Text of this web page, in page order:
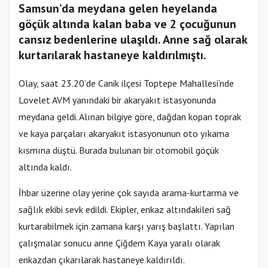
Samsun’da meydana gelen heyelanda
göçük altında kalan baba ve 2 çocuğunun
cansız bedenlerine ulaşıldı. Anne sağ olarak
kurtarılarak hastaneye kaldırılmıştı.
Olay, saat 23.20’de Canik ilçesi Toptepe Mahallesi’nde
Lovelet AVM yanındaki bir akaryakıt istasyonunda
meydana geldi. Alınan bilgiye göre, dağdan kopan toprak
ve kaya parçaları akaryakıt istasyonunun oto yıkama
kısmına düştü. Burada bulunan bir otomobil göçük
altında kaldı.
İhbar üzerine olay yerine çok sayıda arama-kurtarma ve
sağlık ekibi sevk edildi. Ekipler, enkaz altındakileri sağ
kurtarabilmek için zamana karşı yarış başlattı. Yapılan
çalışmalar sonucu anne Çiğdem Kaya yaralı olarak
enkazdan çıkarılarak hastaneye kaldırıldı.